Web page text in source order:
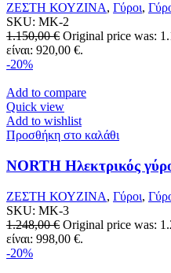
ΖΕΣΤΗ ΚΟΥΖΙΝΑ, Γύροι,
SKU: MK-2
1.150,00€ Original price was:
είναι: 920,00 €.
-20%
Add to compare
Quick view
Add to wishlist
Προσθήκη στο καλάθι
NORTH Ηλεκτρικός
ΖΕΣΤΗ ΚΟΥΖΙΝΑ, Γύροι,
SKU: MK-3
1.248,00€ Original price was:
είναι: 998,00 €.
-20%